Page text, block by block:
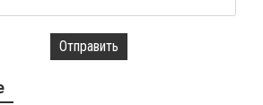
Отправить